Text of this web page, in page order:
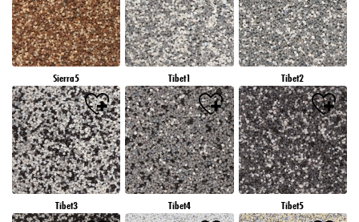
Sierra5 Tibet1 Tibet2
Tibet3 Tibet4 Tibet5